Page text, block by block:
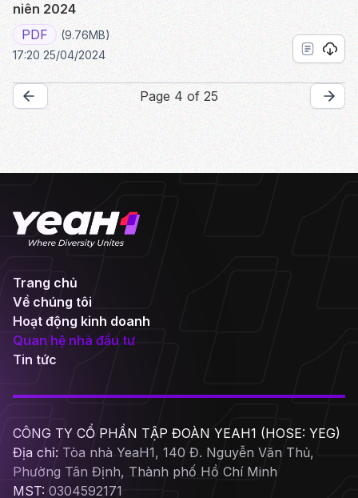
niên 2024
PDF
(9.76MB)
17:20 25/04/2024
Page 4 of 25
Trang chủ
Về chúng tôi
Hoạt động kinh doanh
Quan hệ nhà đầu tư
Tin tức
CÔNG TY CỔ PHẦN TẬP ĐOÀN YEAH1 (HOSE: YEG)
Địa chỉ: Tòa nhà YeaH1, 140 Đ. Nguyễn Văn Thủ,
Phường Tân Định, Thành phố Hồ Chí Minh
MST: 0304592171